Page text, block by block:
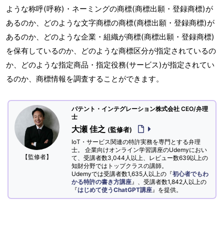
ような称呼(呼称)・ネーミングの商標(商標出願・登録商標)が
あるのか、どのような文字商標の商標(商標出願・登録商標)が
あるのか、どのような企業・組織が商標(商標出願・登録商標)
を保有しているのか、どのような商標区分が指定されているの
か、どのような指定商品・指定役務(サービス)が指定されてい
るのか、商標情報を調査することができます。
【監修者】
パテント・インテグレーション株式会社 CEO/弁理
士
大瀬 佳之 (監修者)
IoT・サービス関連の特許実務を専門とする弁理
士。 企業向けオンライン学習講座のUdemyにおい
て、受講者数3,044人以上、レビュー数639以上の
知財分野ではトップクラスの講師。
Udemyでは受講者数1,635人以上の『初心者でもわ
かる特許の書き方講座 』、受講者数1,842人以上の
『はじめて使うChatGPT講座 』を提供。